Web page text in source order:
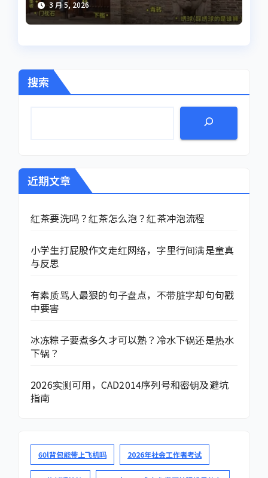
3 月 5, 2026
搜索
近期文章
红茶要洗吗？红茶怎么泡？红茶冲泡流程
小学生打屁股作文走红网络，字里行间满是童真
与反思
有素质骂人最狠的句子盘点，不带脏字却句句戳
中要害
冰冻粽子要煮多久才可以熟？冷水下锅还是热水
下锅？
2026实测可用，CAD2014序列号和密钥及避坑
指南
60l背包能带上飞机吗 2026年社会工作者考试